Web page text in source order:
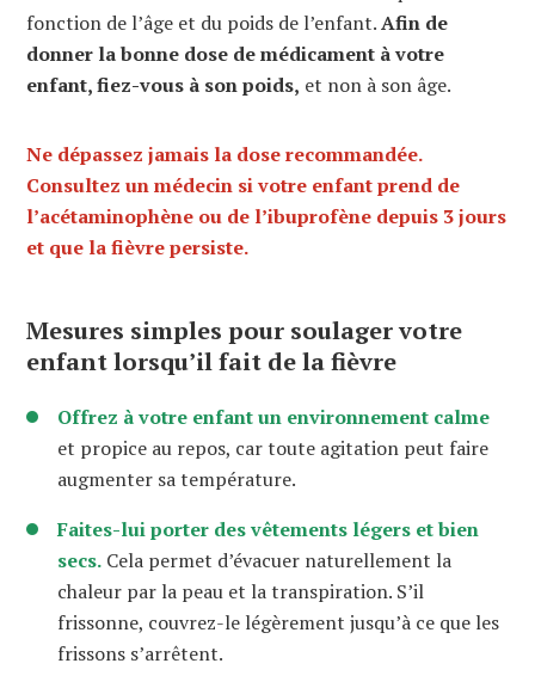
fonction de l’âge et du poids de l’enfant.Afin de
donner la bonne dose de médicament à votre
enfant, fiez-vous à son poids, et non à son âge.
Ne dépassez jamais la dose recommandée.
Consultez un médecin si votre enfant prend de
l’acétaminophène ou de l’ibuprofène depuis 3 jours
et que la fièvre persiste.
Mesures simples pour soulager votre
enfant lorsqu’il fait de la fièvre
Offrez à votre enfant un environnement calme
et propice au repos, car toute agitation peut faire
augmenter sa température.
Faites-lui porter des vêtements légers et bien
secs. Cela permet d’évacuer naturellement la
chaleur par la peau et la transpiration. S’il
frissonne, couvrez-le légèrement jusqu’à ce que les
frissons s’arrêtent.